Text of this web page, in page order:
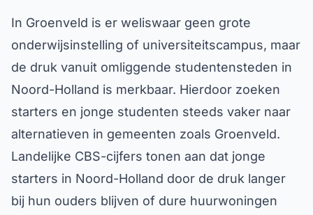
In Groenveld is er weliswaar geen grote
onderwijsinstelling of universiteitscampus, maar
de druk vanuit omliggende studentensteden in
Noord-Holland is merkbaar. Hierdoor zoeken
starters en jonge studenten steeds vaker naar
alternatieven in gemeenten zoals Groenveld.
Landelijke CBS-cijfers tonen aan dat jonge
starters in Noord-Holland door de druk langer
bij hun ouders blijven of dure huurwoningen